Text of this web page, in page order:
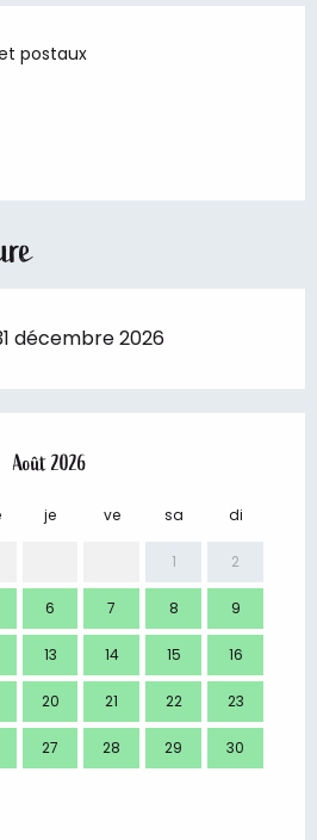
postaux
décembre 2026
Août 2026
je ve sa di
1 2
6 7 8 9
13 14 15 16
20 21 22 23
27 28 29 30